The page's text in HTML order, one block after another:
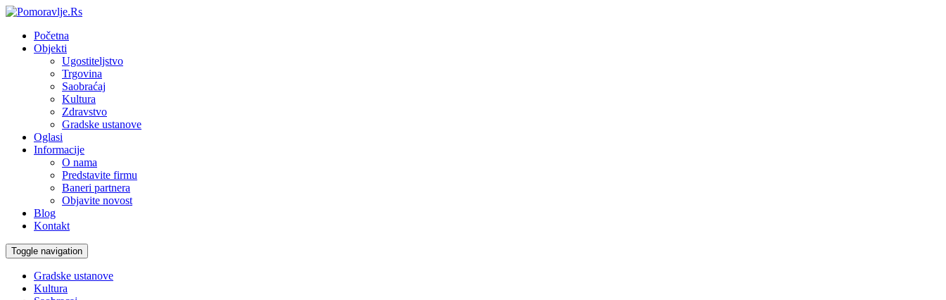
Početna
Objekti
Ugostiteljstvo
Trgovina
Saobraćaj
Kultura
Zdravstvo
Gradske ustanove
Oglasi
Informacije
O nama
Predstavite firmu
Baneri partnera
Objavite novost
Blog
Kontakt
Toggle navigation
Gradske ustanove
Kultura